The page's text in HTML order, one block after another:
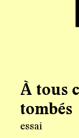
À tous
tombés
essai